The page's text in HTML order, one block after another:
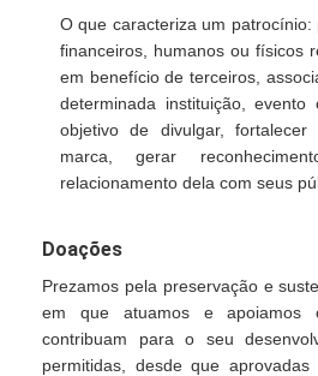
O que caracteriza um
financeiros, humanos ou físicos
em benefício de terceiros,
determinada instituição,
objetivo de divulgar,
marca, gerar
relacionamento dela com seus
Doações
Prezamos pela preservação e
em que atuamos e apoiamos
contribuam para o seu
permitidas, desde que